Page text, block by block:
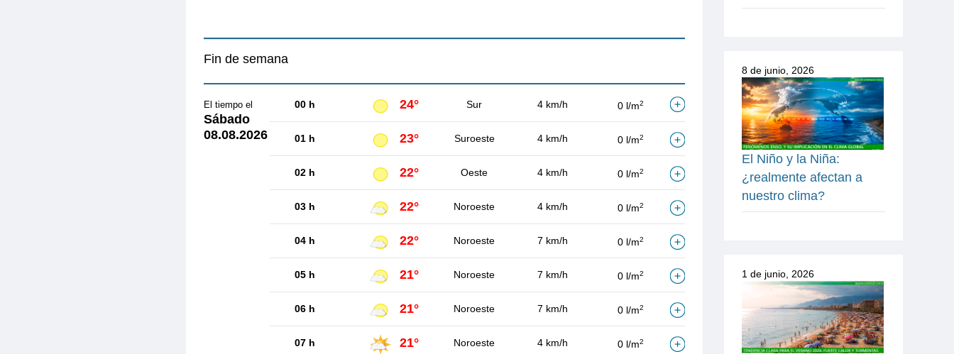
Fin de semana
El tiempo el
Sábado
08.08.2026
00 h 24° Sur 4 km/h 0 l/m2
01 h 23° Suroeste 4 km/h 0 l/m2
02 h 22° Oeste 4 km/h 0 l/m2
03 h 22° Noroeste 4 km/h 0 l/m2
04 h 22° Noroeste 7 km/h 0 l/m2
05 h 21° Noroeste 7 km/h 0 l/m2
06 h 21° Noroeste 7 km/h 0 l/m2
07 h 21° Noroeste 4 km/h 0 l/m2
8 de junio, 2026
El Niño y la Niña:
¿realmente afectan a
nuestro clima?
1 de junio, 2026